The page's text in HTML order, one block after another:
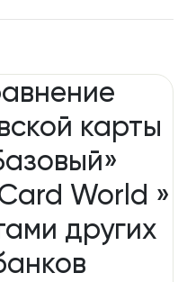
карты
World »
других